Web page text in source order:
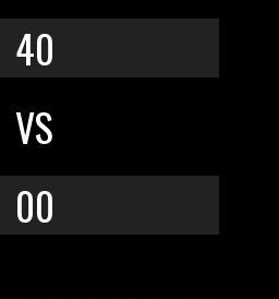
40
VS
00